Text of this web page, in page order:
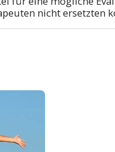
nicht ersetzten